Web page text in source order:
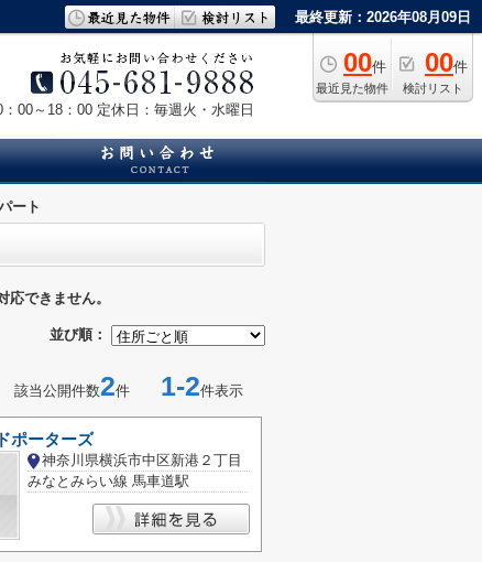
最終更新：2026年08月09日
00件
最近見た物件
00件
検討リスト
00～18：00 定休日：毎週火・水曜日
ート
できません。
並び順：
該当公開件数2件 1-2件表示
ポーターズ
神奈川県横浜市中区新港２丁目
みなとみらい線 馬車道駅